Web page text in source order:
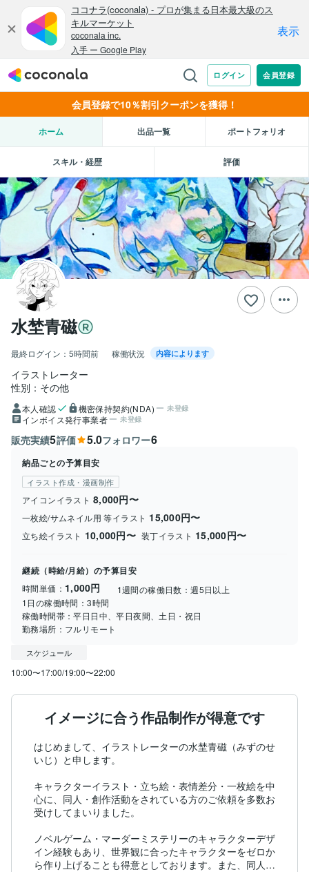
会員登録で10％割引クーポンを獲得！
ホーム 出品一覧 ポートフォリオ
スキル・経歴 評価
水埜青磁
最終ログイン： 5時間前 稼働状況 内容によります
イラストレーター
性別：その他
本人確認 機密保持契約(NDA) 未登録
インボイス発行事業者 未登録
販売実績5評価 5.0フォロワー6
納品ごとの予算目安
イラスト作成・漫画制作
アイコンイラスト 8,000円〜
一枚絵/サムネイル用 等イラスト 15,000円〜
立ち絵イラスト 10,000円〜 装丁イラスト 15,000円〜
継続（時給/月給）の予算目安
時間単価： 1,000円 1週間の稼働日数：週5日以上
1日の稼働時間：3時間
稼働時間帯：平日日中、平日夜間、土日・祝日
勤務場所： フルリモート
スケジュール
10:00〜17:00/19:00〜22:00
イメージに合う作品制作が得意です
はじめまして、イラストレーターの水埜青磁（みずのせ
いじ）と申します。
キャラクターイラスト・立ち絵・表情差分・一枚絵を中
心に、同人・創作活動をされている方のご依頼を多数お
受けしてまいりました。
ノベルゲーム・マーダーミステリーのキャラクターデザ
イン経験もあり、世界観に合ったキャラクターをゼロか
ら作り上げることも得意としております。また、同人